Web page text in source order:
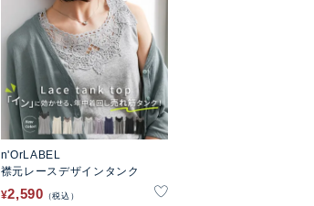
n'OrLABEL
襟元レースデザインタンク
¥2,590 税込